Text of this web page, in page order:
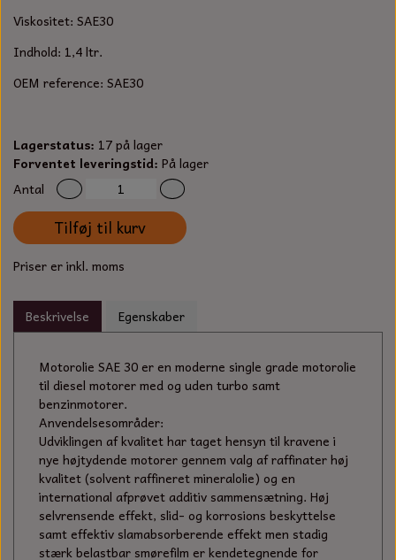
OLIE TIL SMÅMOTORER & HAVEMASKINER
SPÆNDEBÅND
BENSINSLANGE OG FILTRE
STARTSNOR OG TILBEHØR
UNIVERSAL KABLER OG TILBEHØR
KÆDER TIL MOTORSAV
STIKSAV KLINGER
KNIVE OG TILBEHØR
MEJSLER
VÆRKTØJSSÆT
Viskositet: SAE30
Indhold: 1,4 ltr.
OEM reference: SAE30
Lagerstatus: 17 på lager
Forventet leveringstid: På lager
Antal
Tilføj til kurv
Priser er inkl. moms
Beskrivelse Egenskaber
Motorolie SAE 30 er en moderne single grade motorolie
til diesel motorer med og uden turbo samt
benzinmotorer.
Anvendelsesområder:
Udviklingen af kvalitet har taget hensyn til kravene i
nye højtydende motorer gennem valg af raffinater høj
kvalitet (solvent raffineret mineralolie) og en
international afprøvet additiv sammensætning. Høj
selvrensende effekt, slid- og korrosions beskyttelse
samt effektiv slamabsorberende effekt men stadig
stærk belastbar smørefilm er kendetegnende for